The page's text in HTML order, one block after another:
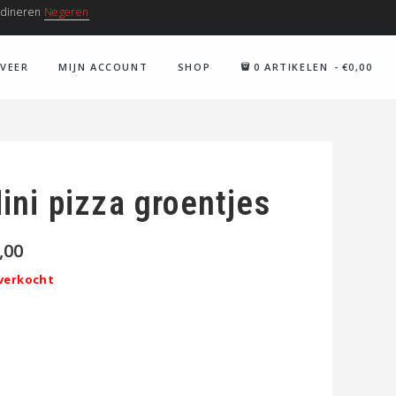
VAN 09U30 - 21U30
MIJN ACCOUNT SHOP 0 ARTIKELEN €0,00
pizza groentjes
Negeren